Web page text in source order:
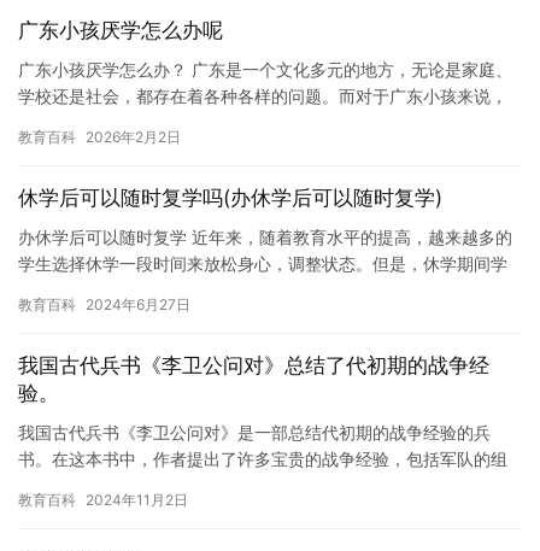
广东小孩厌学怎么办呢
广东小孩厌学怎么办？ 广东是一个文化多元的地方，无论是家庭、
学校还是社会，都存在着各种各样的问题。而对于广东小孩来说，
面，…
教育百科 2026年2月2日
休学后可以随时复学吗(办休学后可以随时复学)
办休学后可以随时复学 近年来，随着教育水平的提高，越来越多的
学生选择休学一段时间来放松身心，调整状态。但是，休学期间学
了学…
教育百科 2024年6月27日
我国古代兵书《李卫公问对》总结了代初期的战争经
验。
我国古代兵书《李卫公问对》是一部总结代初期的战争经验的兵
书。在这本书中，作者提出了许多宝贵的战争经验，包括军队的组
等。这些…
教育百科 2024年11月2日